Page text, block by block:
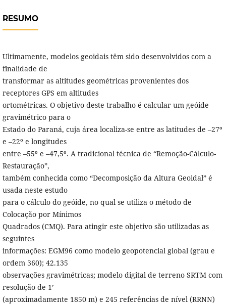
RESUMO
Ultimamente, modelos geoidais têm sido desenvolvidos com a
finalidade de
transformar as altitudes geométricas provenientes dos
receptores GPS em altitudes
ortométricas. O objetivo deste trabalho é calcular um geóide
gravimétrico para o
Estado do Paraná, cuja área localiza-se entre as latitudes de –27º
e –22º e longitudes
entre –55º e –47,5º. A tradicional técnica de “Remoção-Cálculo-
Restauração”,
também conhecida como “Decomposição da Altura Geoidal” é
usada neste estudo
para o cálculo do geóide, no qual se utiliza o método de
Colocação por Mínimos
Quadrados (CMQ). Para atingir este objetivo são utilizadas as
seguintes
informações: EGM96 como modelo geopotencial global (grau e
ordem 360); 42.135
observações gravimétricas; modelo digital de terreno SRTM com
resolução de 1’
(aproximadamente 1850 m) e 245 referências de nível (RRNN)